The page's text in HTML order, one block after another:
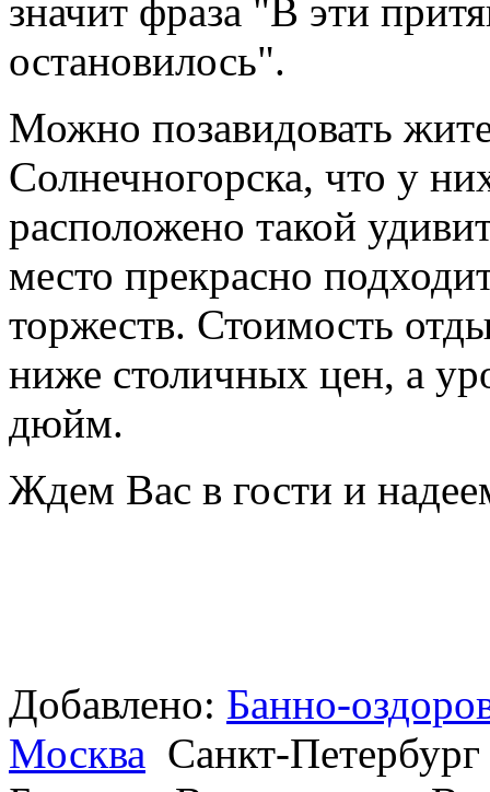
значит фраза "В эти
остановилось".
Можно позавидовать
Солнечногорска, что у
расположено такой
место прекрасно
торжеств. Стоимость
ниже столичных цен, а
дюйм.
Ждем Вас в гости и
Добавлено: Банно-
Москва Санкт-